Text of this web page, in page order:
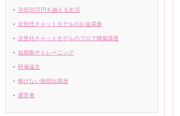
月収50万円を越える生活
次世代チャットモデルのお金講座
次世代チャットモデルのブログ構築講座
短期集中トレーニング
研修論文
稼げない病脱出講座
運営者